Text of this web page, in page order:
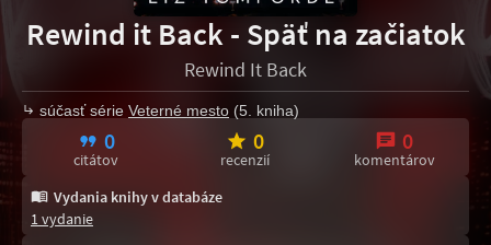
Rewind it Back - Späť na začiatok
Rewind It Back
súčasť série Veterné mesto (5. kniha)
0
citátov
0
recenzií
0
komentárov
Vydania knihy v databáze
1 vydanie